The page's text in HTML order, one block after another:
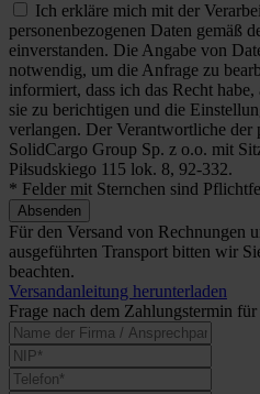
Ich erkläre mich mit der
personenbezogenen Daten gemäß
einverstanden. Die Angabe von
notwendig, um die Anfrage zu
informiert, dass ich das Recht
sie zu berichtigen und die
verlangen. Der Verantwortliche der
SolidCargo Group Sp. z o.o. mit
Piłsudskiego 115 lok. 8, 92-332.
* Felder mit Sternchen sind
Absenden
Für den Versand von Rechnungen
ausgeführten Transport bitten wir
beachten.
Versandanleitung herunterladen
Frage nach dem Zahlungstermin